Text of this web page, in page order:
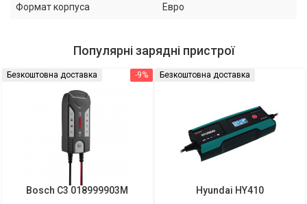
Формат корпуса Евро
Популярні зарядні пристрої
-9%
Безкоштовна доставка
Bosch C3 018999903M
Безкоштовна доставка
Hyundai HY410